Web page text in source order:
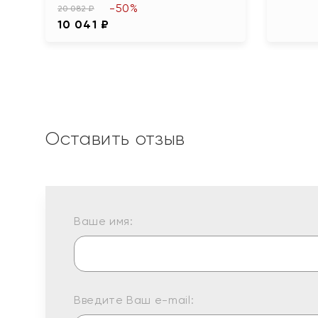
20 082 ₽
10 041 ₽
-50%
Оставить отзыв
Ваше имя:
Введите Ваш e-mail: